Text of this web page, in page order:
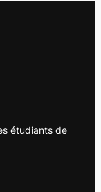
étudiants de